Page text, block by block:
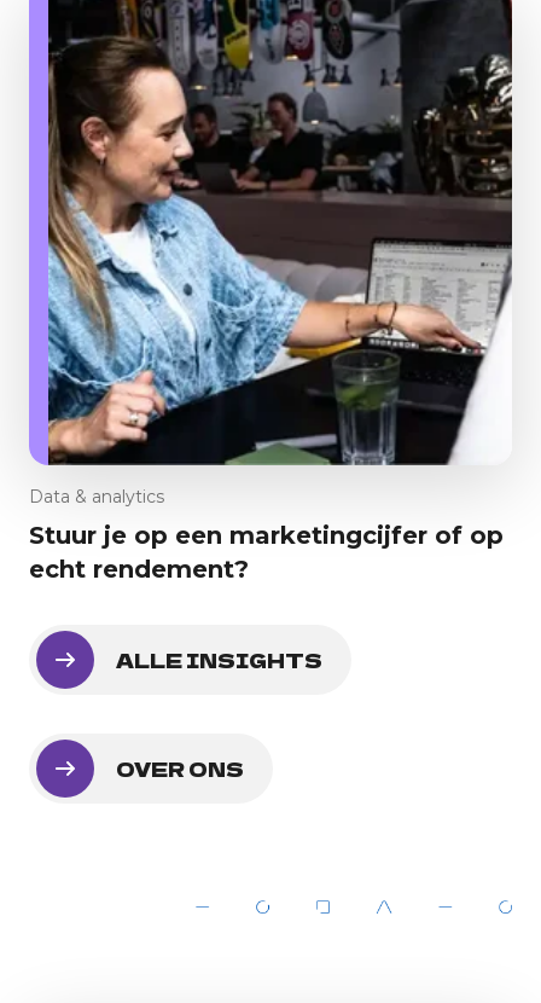
Data & analytics
Stuur je op een marketingcijfer of op
echt rendement?
ALLE INSIGHTS
OVER ONS